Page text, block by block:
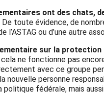
ont des chats,
De toute évidence, de
l’ASTAG ou d’une autre
sur la
ne fonctionne pas
avec ce groupe
nouvelle personne
politique fédérale, mais